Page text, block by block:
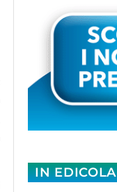
IN EDICOLA